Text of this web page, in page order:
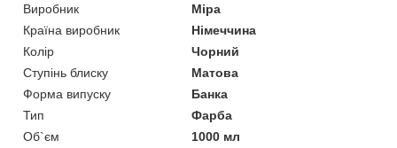
Виробник
Mipa
Країна виробник
Німеччина
Колір
Чорний
Ступінь блиску
Матова
Форма випуску
Банка
Тип
Фарба
Об`єм
1000 мл